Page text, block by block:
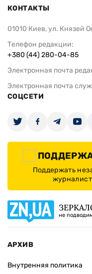
КОНТАКТЫ
01010 Киев, ул. Князей
Телефон редакции:
+380 (44) 280-04-85
Электронная почта
Электронная почта
СОЦСЕТИ
Поддержать
не
АРХИВ
Внутренняя политика